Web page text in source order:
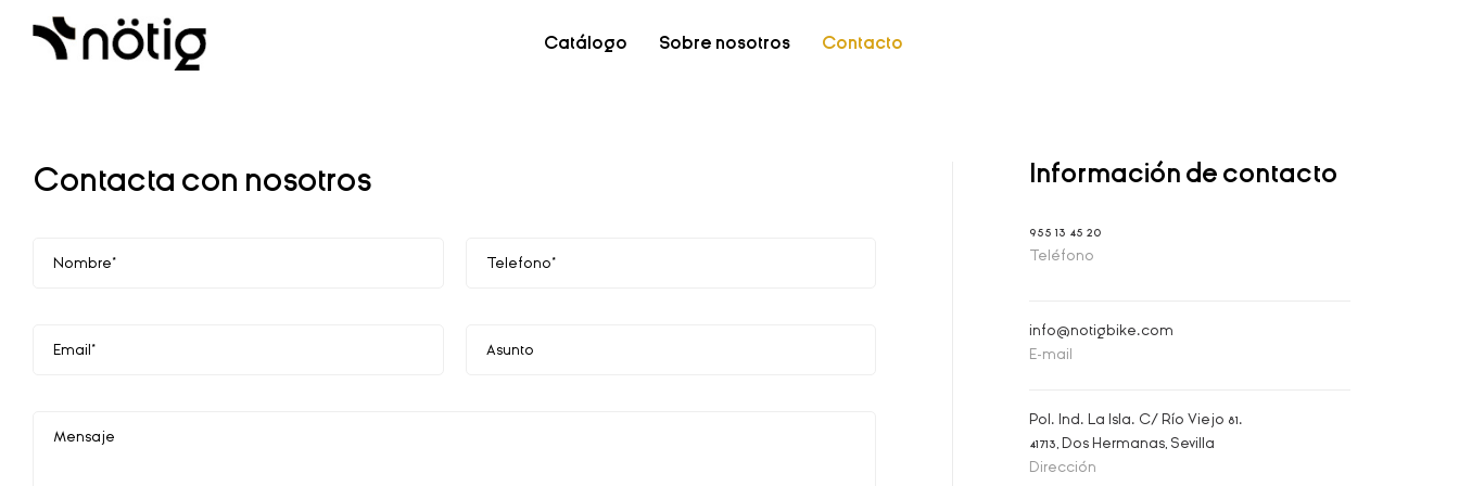
Catálogo Sobre nosotros Contacto
Contacta con nosotros Información de contacto
955 13 45 20
Teléfono
info@notigbike.com
E-mail
Pol. Ind. La Isla. C/ Río Viejo 81.
41713, Dos Hermanas, Sevilla
Dirección